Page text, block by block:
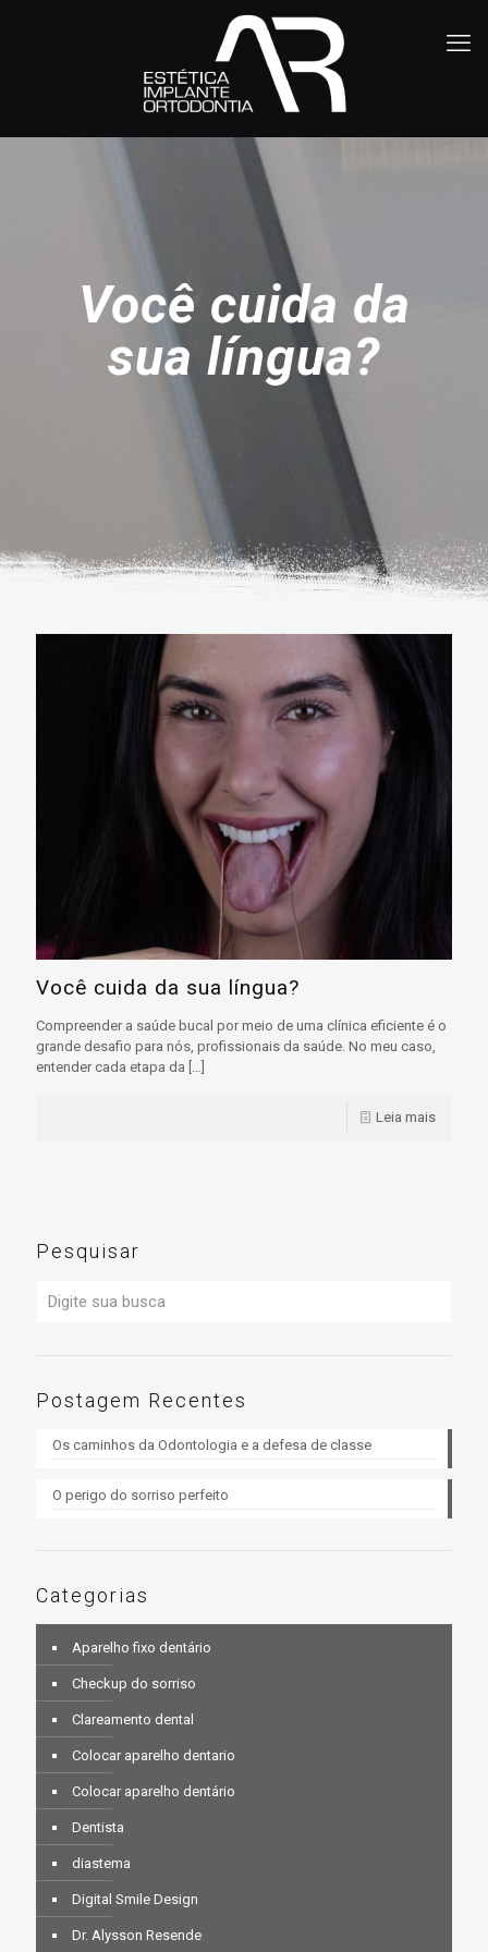
Você cuida da
sua língua?
Você cuida da sua língua?
Compreender a saúde bucal por meio de uma clínica eficiente é o
grande desafio para nós, profissionais da saúde. No meu caso,
entender cada etapa da […]
Leia mais
Pesquisar
Postagem Recentes
Os caminhos da Odontologia e a defesa de classe
O perigo do sorriso perfeito
Categorias
Aparelho fixo dentário
Checkup do sorriso
Clareamento dental
Colocar aparelho dentario
Colocar aparelho dentário
Dentista
diastema
Digital Smile Design
Dr. Alysson Resende